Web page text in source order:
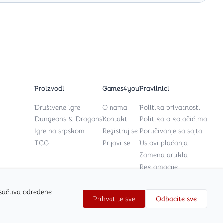
određene
Prihvatite sve Odbacite sve
Proizvodi
Društvene igre
Dungeons & Dragons
Igre na srpskom
TCG
Games4you
O nama
Kontakt
Registruj se
Prijavi se
Pravilnici
Politika privatnosti
Politika o kolačićima
Poručivanje sa sajta
Uslovi plaćanja
Zamena artikla
Reklamacije